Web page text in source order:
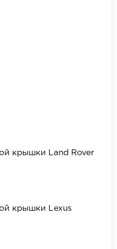
крышки Land Rover
крышки Lexus